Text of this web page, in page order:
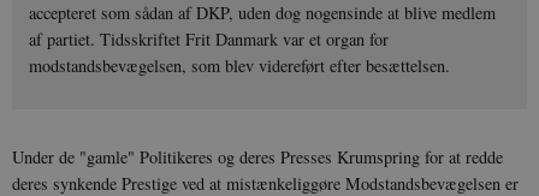
accepteret som sådan af DKP, uden dog nogensinde at blive medlem
af partiet. Tidsskriftet Frit Danmark var et organ for
modstandsbevægelsen, som blev videreført efter besættelsen.
Under de "gamle" Politikeres og deres Presses Krumspring for at redde
deres synkende Prestige ved at mistænkeliggøre Modstandsbevægelsen er